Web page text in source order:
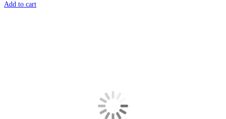
Add to cart